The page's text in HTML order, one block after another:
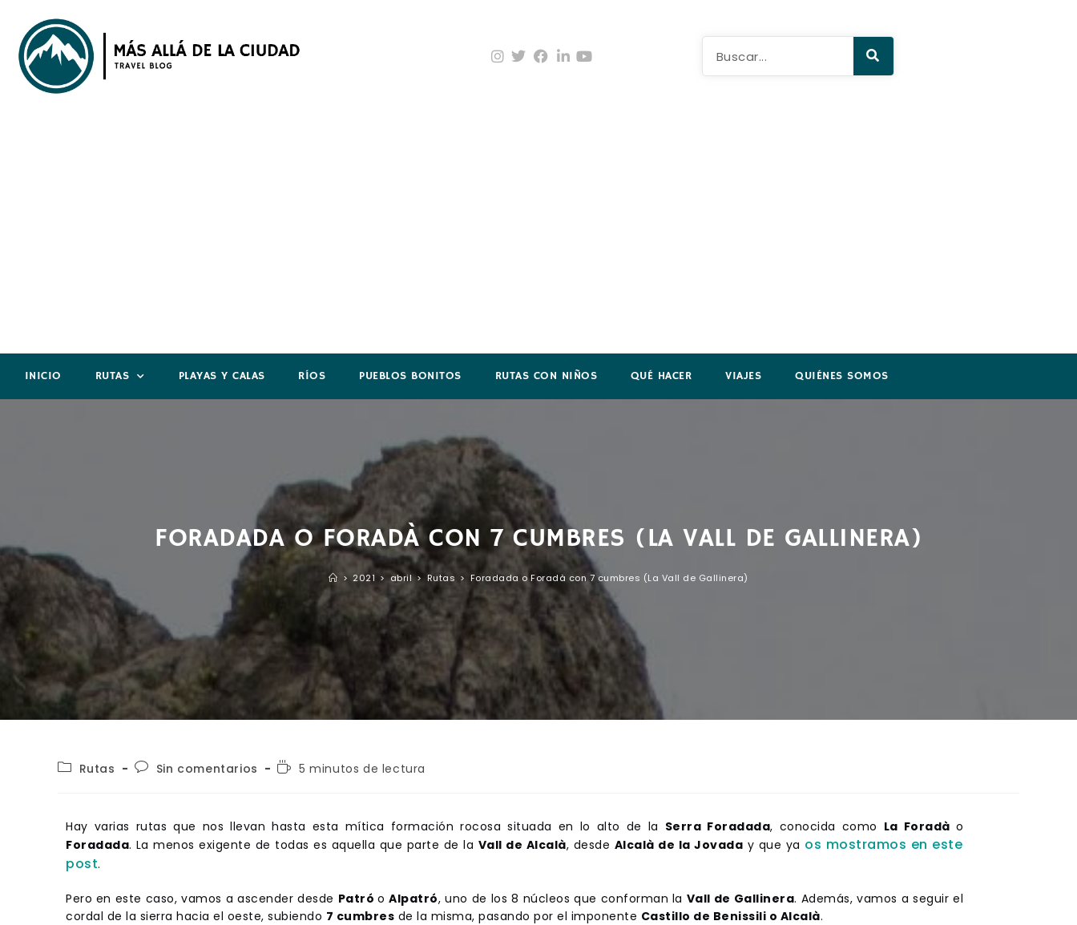
INICIO RUTAS PLAYAS Y CALAS RÍOS PUEBLOS BONITOS RUTAS CON NIÑOS QUÉ HACER VIAJES QUIÉNES SOMOS
FORADADA O FORADÀ CON 7 CUMBRES (LA VALL DE GALLINERA)
> 2021 > abril > Rutas > Foradada o Foradà con 7 cumbres (La Vall de Gallinera)
Rutas Sin comentarios 5 minutos de lectura
Hay varias rutas que nos llevan hasta esta mítica formación rocosa situada en lo alto de la Serra Foradada, conocida como La Foradà o
Foradada. La menos exigente de todas es aquella que parte de la Vall de Alcalà, desde Alcalà de la Jovada y que ya os mostramos en este
post.
Pero en este caso, vamos a ascender desde Patró oAlpatró, uno de los 8 núcleos que conforman la Vall de Gallinera. Además, vamos a seguir el
cordal de la sierra hacia el oeste, subiendo 7 cumbres de la misma, pasando por el imponente Castillo de Benissili o Alcalà.